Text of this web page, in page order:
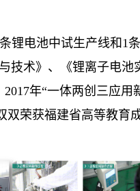
条锂电池中试生产线和 1
技术》、《锂离子电
2017年“一体两创三应用
荣获福建省高等教